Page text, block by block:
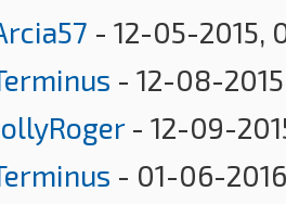
- 12-05-2015,
- 12-08-
- 12-09-
- 01-06-